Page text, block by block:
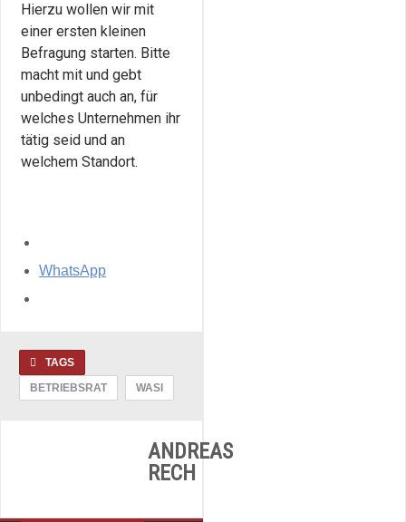
Hierzu wollen wir mit
einer ersten kleinen
Befragung starten. Bitte
macht mit und gebt
unbedingt auch an, für
welches Unternehmen ihr
tätig seid und an
welchem Standort.
WhatsApp
TAGS
BETRIEBSRAT
WASI
ANDREAS
RECH